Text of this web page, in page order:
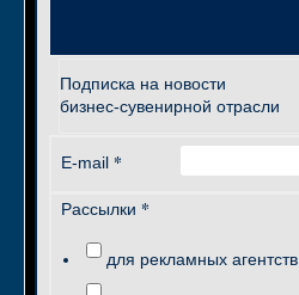
Подписка на новости
бизнес-сувенирной отрасли
E-mail *
Рассылки *
для рекламных агентств